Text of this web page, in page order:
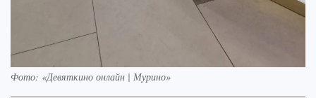
Фото: «Девяткино онлайн | Мурино»